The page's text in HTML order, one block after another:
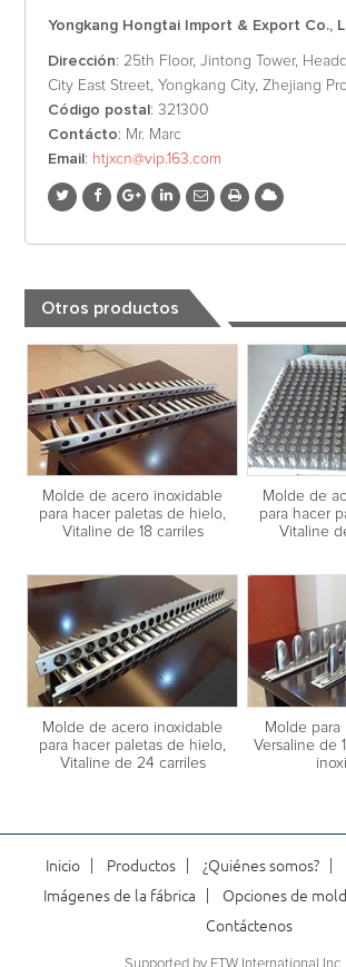
Yongkang Hongtai Import & Export Co.,
Dirección: 25th Floor, Jintong Tower,
City East Street, Yongkang City, Zhejiang
Código postal : 321300
Contácto: Mr. Marc
Email : htjxcn@vip.163.com
Otros productos
Molde de acero inoxidable
para hacer paletas de hielo,
Vitaline de 18 carriles
Molde de
para hacer
Vitaline
Molde de acero inoxidable
para hacer paletas de hielo,
Vitaline de 24 carriles
Molde para
Versaline de
Inicio Productos ¿Quiénes somos?
Imágenes de la fábrica
Opciones de
Contáctenos